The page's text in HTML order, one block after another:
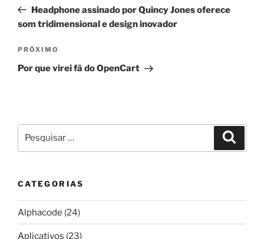
Post
anterior
Headphone assinado por Quincy Jones oferece
som tridimensional e design inovador
Próximo
post
PRÓXIMO
Por que virei fã do OpenCart
por:
CATEGORIAS
Alphacode (24)
Aplicativos (23)